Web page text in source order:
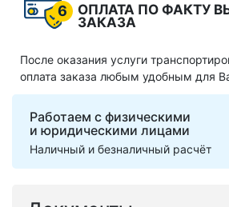
6
ОПЛАТА ПО ФАКТУ
ЗАКАЗА
После оказания услуги
оплата заказа любым удобным для
Работаем с физическими
и юридическими лицами
Наличный и безналичный расчёт